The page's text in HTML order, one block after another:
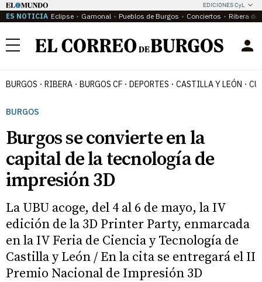
EDICIONES CyL
ES NOTICIA Eclipse Gamonal Pueblos de Burgos Conciertos Ribera del
Menú
BURGOS RIBERA BURGOS CF DEPORTES CASTILLA Y LEÓN
BURGOS
Burgos se convierte en la
capital de la tecnología de
impresión 3D
La UBU acoge, del 4 al 6 de mayo, la IV
edición de la 3D Printer Party, enmarcada
en la IV Feria de Ciencia y Tecnología de
Castilla y León / En la cita se entregará el II
Premio Nacional de Impresión 3D